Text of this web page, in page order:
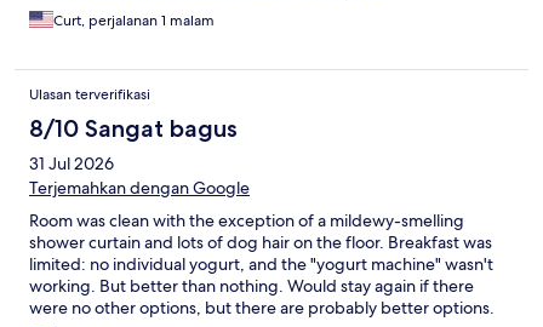
Curt, perjalanan 1 malam
Ulasan terverifikasi
8/10 Sangat bagus
31 Jul 2026
Terjemahkan dengan Google
Room was clean with the exception of a mildewy-smelling
shower curtain and lots of dog hair on the floor. Breakfast was
limited: no individual yogurt, and the "yogurt machine" wasn't
working. But better than nothing. Would stay again if there
were no other options, but there are probably better options.